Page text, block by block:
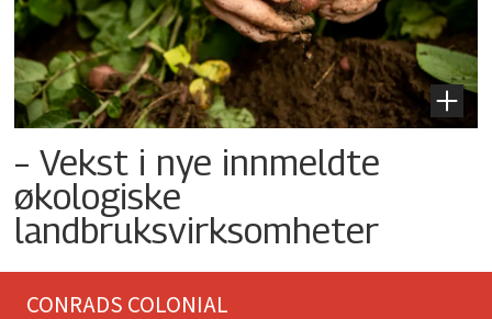
– Vekst i nye innmeldte
økologiske
landbruksvirksomheter
CONRADS COLONIAL